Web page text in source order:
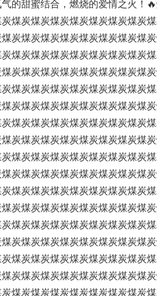
的甜蜜结合，燃烧的爱情之火！
炭煤炭煤炭煤炭煤炭煤炭煤炭煤炭
炭煤炭煤炭煤炭煤炭煤炭煤炭煤
炭煤炭煤炭煤炭煤炭煤炭煤炭煤炭
炭煤炭煤炭煤炭煤炭煤炭煤炭煤
炭煤炭煤炭煤炭煤炭煤炭煤炭煤炭
炭煤炭煤炭煤炭煤炭煤炭煤炭煤
炭煤炭煤炭煤炭煤炭煤炭煤炭煤炭
炭煤炭煤炭煤炭煤炭煤炭煤炭煤
炭煤炭煤炭煤炭煤炭煤炭煤炭煤炭
炭煤炭煤炭煤炭煤炭煤炭煤炭煤
炭煤炭煤炭煤炭煤炭煤炭煤炭煤炭
炭煤炭煤炭煤炭煤炭煤炭煤炭煤
炭煤炭煤炭煤炭煤炭煤炭煤炭煤炭
炭煤炭煤炭煤炭煤炭煤炭煤炭煤
炭煤炭煤炭煤炭煤炭煤炭煤炭煤炭
炭煤炭煤炭煤炭煤炭煤炭煤炭煤
炭煤炭煤炭煤炭煤炭煤炭煤炭煤炭